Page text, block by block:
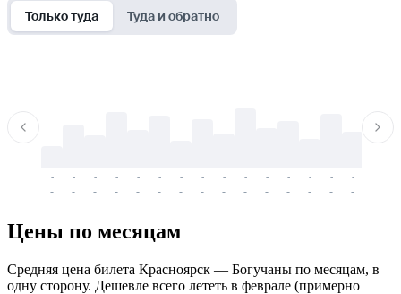
Только туда Туда и обратно
-
-
-
-
-
-
-
-
-
-
-
-
-
-
-
-
-
-
-
-
-
-
-
-
-
-
-
-
-
-
Цены по месяцам
Средняя цена билета Красноярск — Богучаны по месяцам, в
одну сторону. Дешевле всего лететь в феврале (примерно